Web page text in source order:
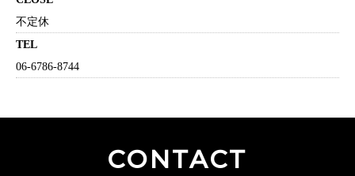
不定休
TEL
06-6786-8744
CONTACT